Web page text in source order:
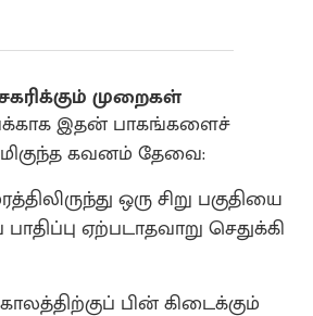
முறைகள்
இதன் பாகங்களைச்
மிகுந்த கவனம் தேவை:
ஒரு சிறு பகுதியை
பாதிப்பு ஏற்படாதவாறு செதுக்கி
பின் கிடைக்கும்